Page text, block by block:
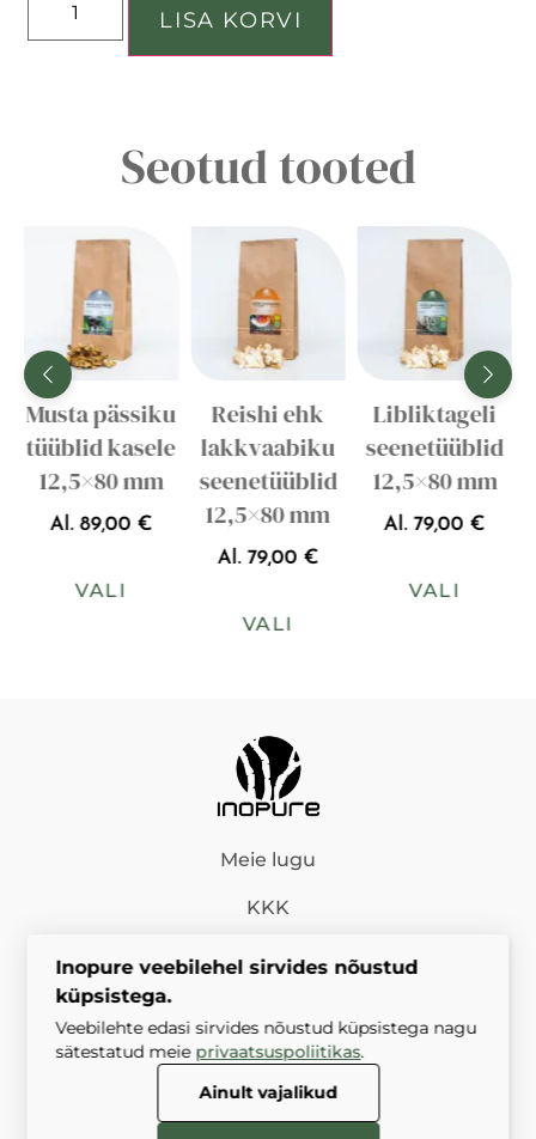
LISA KORVI
Seotud tooted
Musta pässiku
tüüblid kasele
12,5×80 mm
Al.89,00 €
VALI
Reishi ehk
lakkvaabiku
seenetüüblid
12,5×80 mm
Al.79,00 €
VALI
Libliktageli
seenetüüblid
12,5×80 mm
Al.79,00 €
VALI
Meie lugu
KKK
Müügitingimused
Inopure veebilehel sirvides nõustud
küpsistega.
Veebilehte edasi sirvides nõustud küpsistega nagu
sätestatud meie privaatsuspoliitikas.
Ainult vajalikud